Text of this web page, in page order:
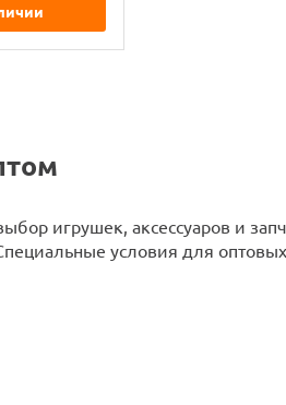
игрушек, аксессуаров и
условия для оптовых